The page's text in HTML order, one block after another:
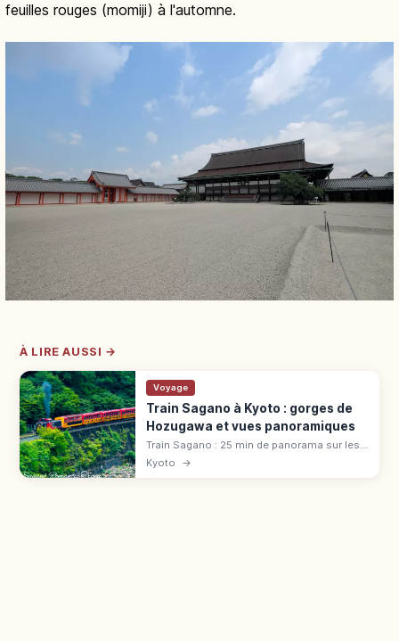
feuilles rouges (momiji) à l'automne.
À LIRE AUSSI →
Voyage
Train Sagano à Kyoto : gorges de
Hozugawa et vues panoramiques
Train Sagano : 25 min de panorama sur les
gorges de Hozugawa (7,3 km). Tarif 880 ¥,
voiture « The Rich », réservation cerisiers et
Kyoto →